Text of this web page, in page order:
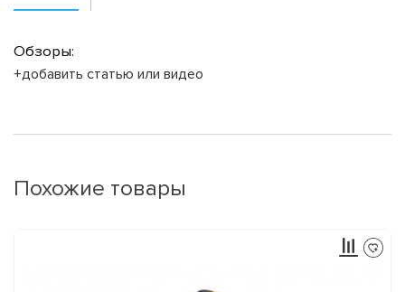
Обзоры:
+добавить статью или видео
Похожие товары